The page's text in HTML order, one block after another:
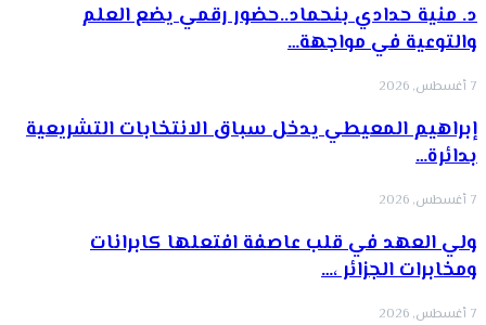
د. منية حدادي بنحماد..حضور رقمي يضع العلم
والتوعية في مواجهة…
7 أغسطس, 2026
إبراهيم المعيطي يدخل سباق الانتخابات التشريعية
بدائرة…
7 أغسطس, 2026
ولي العهد في قلب عاصفة افتعلها كابرانات
ومخابرات الجزائر ،…
7 أغسطس, 2026